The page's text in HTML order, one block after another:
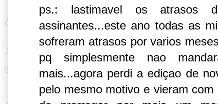
ps.: lastimavel os atrasos
assinantes...este ano todas as
sofreram atrasos por varios
pq simplesmente nao
mais...agora perdi a ediçao de
pelo mesmo motivo e vieram